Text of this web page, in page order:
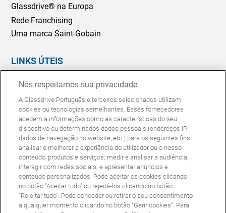
Glassdrive® na Europa
Rede Franchising
Uma marca Saint-Gobain
LINKS ÚTEIS
Marcação Online
Seguradoras e gestores de frotas
Reparação ou substituição?
Perguntas Frequentes
Política de CookiesPolítica de Privacidade
© Copyright Glassdrive. Todos os direitos reservados | 2025
Nós respeitamos sua privacidade
A Glassdrive Português e terceiros selecionados utilizam
cookies ou tecnologias semelhantes. Esses fornecedores
acedem a informações como as características do seu
dispositivo ou determinados dados pessoais (endereços IP,
dados de navegação no website, etc.) para os seguintes fins:
analisar e melhorar a experiência do utilizador ou o nosso
conteúdo, produtos e serviços; medir e analisar a audiência;
interagir com redes sociais; e apresentar anúncios e
conteúdo personalizados. Pode aceitar os cookies clicando
no botão "Aceitar tudo" ou rejeitá-los clicando no botão
"Rejeitar tudo". Pode conceder ou retirar o seu consentimento
a qualquer momento clicando no botão "Gerir cookies". Para